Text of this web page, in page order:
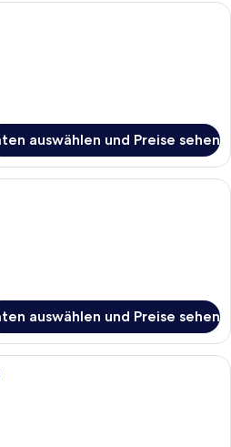
Ein modernes Hotelzimmer mit Bett,
auswählen und Preise sehen
Ein Hotelzimmer mit einem Bett,
auswählen und Preise sehen
Ein modernes Zimmer mit einem